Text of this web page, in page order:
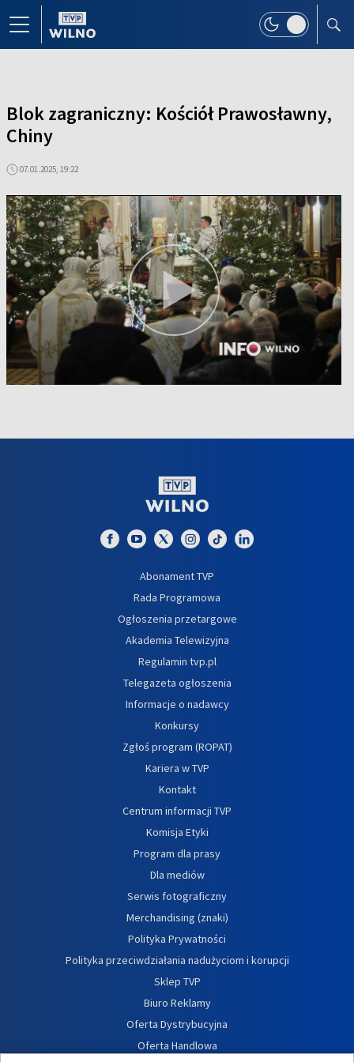
Blok zagraniczny: Kościół Prawosławny,
Chiny
07.01.2025, 19:22
Abonament TVP
Rada Programowa
Ogłoszenia przetargowe
Akademia Telewizyjna
Regulamin tvp.pl
Telegazeta ogłoszenia
Informacje o nadawcy
Konkursy
Zgłoś program (ROPAT)
Kariera w TVP
Kontakt
Centrum informacji TVP
Komisja Etyki
Program dla prasy
Dla mediów
Serwis fotograficzny
Merchandising (znaki)
Polityka Prywatności
Polityka przeciwdziałania nadużyciom i korupcji
Sklep TVP
Biuro Reklamy
Oferta Dystrybucyjna
Oferta Handlowa